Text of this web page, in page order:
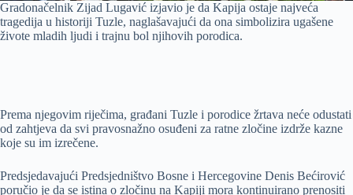
Gradonačelnik Zijad Lugavić izjavio je da Kapija ostaje najveća
tragedija u historiji Tuzle, naglašavajući da ona simbolizira ugašene
živote mladih ljudi i trajnu bol njihovih porodica.
Prema njegovim riječima, građani Tuzle i porodice žrtava neće odustati
od zahtjeva da svi pravosnažno osuđeni za ratne zločine izdrže kazne
koje su im izrečene.
Predsjedavajući Predsjedništvo Bosne i Hercegovine Denis Bećirović
poručio je da se istina o zločinu na Kapiji mora kontinuirano prenositi